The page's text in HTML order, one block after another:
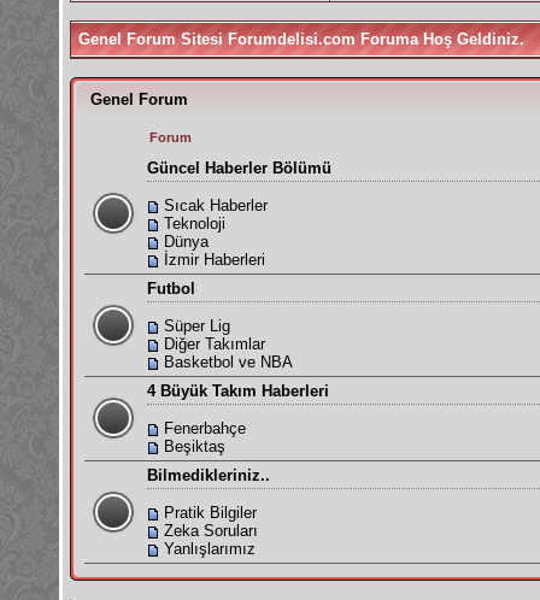
Genel Forum Sitesi Forumdelisi.com Foruma Hoş Geldiniz.
Genel Forum
Forum
Güncel Haberler Bölümü
Sıcak Haberler
Teknoloji
Dünya
İzmir Haberleri
Futbol
Süper Lig
Diğer Takımlar
Basketbol ve NBA
4 Büyük Takım Haberleri
Fenerbahçe
Beşiktaş
Bilmedikleriniz..
Pratik Bilgiler
Zeka Soruları
Yanlışlarımız